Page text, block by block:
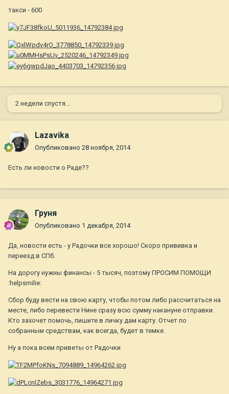
такси - 600
2 недели спустя...
Lazavika
Опубликовано 28 ноября, 2014
Есть ли новости о Раде??
Груня
Опубликовано 1 декабря, 2014
Да, новости есть - у Радочки все хорошо! Скоро прививка и
переезд в СПб.
На дорогу нужны финансы - 5 тысяч, поэтому ПРОСИМ ПОМОЩИ
:helpsmilie:
Сбор буду вести на свою карту, чтобы потом либо рассчитаться на
месте, либо перевести Нине сразу всю сумму накануне отправки.
Кто захочет помочь, пишите в личку дам карту. Отчет по
собранным средствам, как всегда, будет в темке.
Ну а пока всем приветы от Радочки